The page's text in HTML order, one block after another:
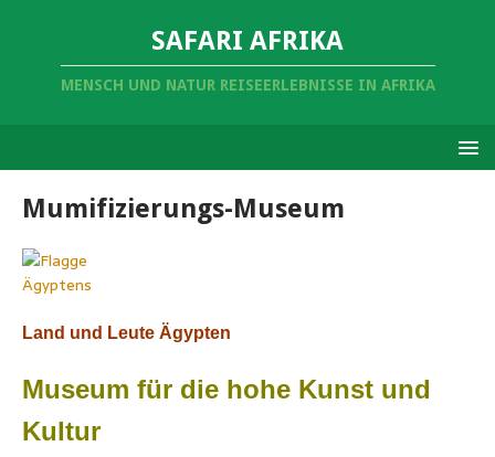
SAFARI AFRIKA
MENSCH UND NATUR REISEERLEBNISSE IN AFRIKA
Mumifizierungs-Museum
Land und Leute Ägypten
Museum für die hohe Kunst und
Kultur